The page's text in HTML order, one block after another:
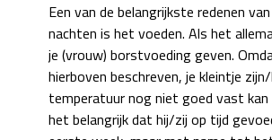
Een van de belangrijkste redenen
nachten is het voeden. Als het
je (vrouw) borstvoeding geven.
hierboven beschreven, je kleintje
temperatuur nog niet goed vast kan
het belangrijk dat hij/zij op tijd